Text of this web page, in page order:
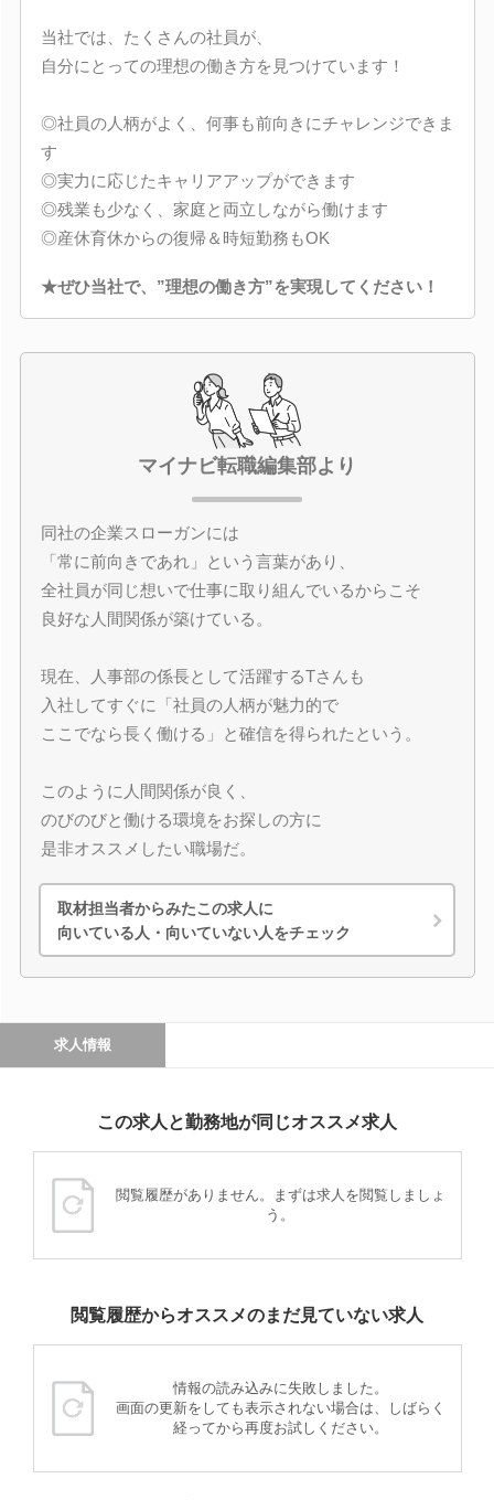
当社では、たくさんの社員が、
自分にとっての理想の働き方を見つけています！
◎社員の人柄がよく、何事も前向きにチャレンジできま
す
◎実力に応じたキャリアアップができます
◎残業も少なく、家庭と両立しながら働けます
◎産休育休からの復帰＆時短勤務もOK
★ぜひ当社で、”理想の働き方”を実現してください！
マイナビ転職編集部より
同社の企業スローガンには
「常に前向きであれ」という言葉があり、
全社員が同じ想いで仕事に取り組んでいるからこそ
良好な人間関係が築けている。
現在、人事部の係長として活躍するTさんも
入社してすぐに「社員の人柄が魅力的で
ここでなら長く働ける」と確信を得られたという。
このように人間関係が良く、
のびのびと働ける環境をお探しの方に
是非オススメしたい職場だ。
取材担当者からみたこの求人に
向いている人・向いていない人をチェック
求人情報
この求人と勤務地が同じオススメ求人
閲覧履歴がありません。まずは求人を閲覧しましょ
う。
閲覧履歴からオススメのまだ見ていない求人
情報の読み込みに失敗しました。
画面の更新をしても表示されない場合は、しばらく
経ってから再度お試しください。